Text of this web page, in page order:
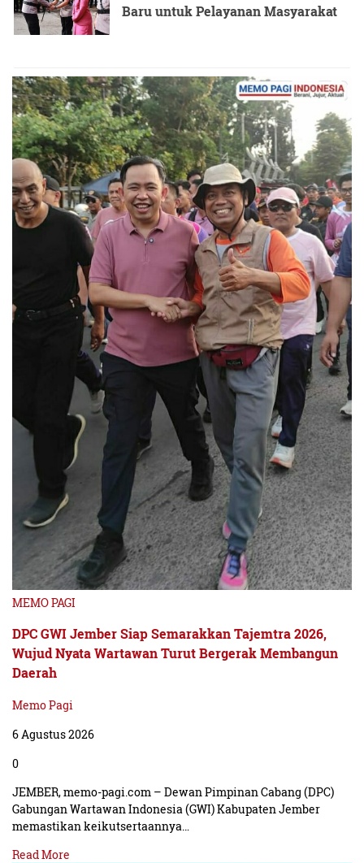
Baru untuk Pelayanan Masyarakat
MEMO PAGI
DPC GWI Jember Siap Semarakkan Tajemtra 2026,
Wujud Nyata Wartawan Turut Bergerak Membangun
Daerah
Memo Pagi
6 Agustus 2026
0
JEMBER, memo-pagi.com – Dewan Pimpinan Cabang (DPC)
Gabungan Wartawan Indonesia (GWI) Kabupaten Jember
memastikan keikutsertaannya…
Read More